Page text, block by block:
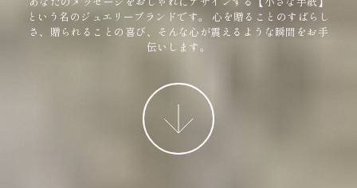
という名のジュエリーブランドです。
心を贈ることのすばらし
さ、贈られることの喜び、そんな心が震えるような瞬間をお手
伝いします。